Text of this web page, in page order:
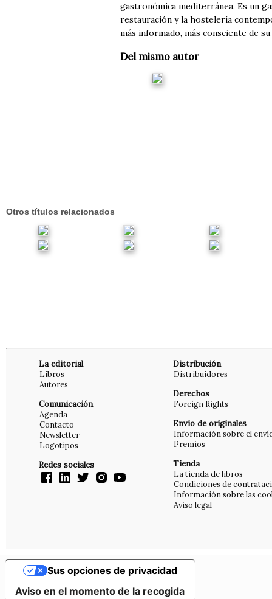
gastronómica mediterránea. Es un
restauración y la hostelería
más informado, más consciente de
Del mismo autor
Otros títulos relacionados
La editorial
Libros
Autores
Comunicación
Agenda
Contacto
Newsletter
Logotipos
Redes sociales
Distribución
Distribuidores
Derechos
Foreign Rights
Envío de originales
Información sobre el
Premios
Tienda
La tienda de libros
Condiciones de
Información sobre las
Aviso legal
Aviso en el momento de la recogida
Sus opciones de privacidad